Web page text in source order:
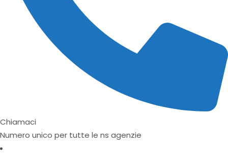
Chiamaci
Numero unico per tutte le ns agenzie